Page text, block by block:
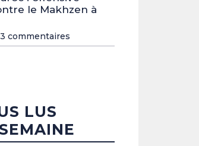
le Makhzen à
commentaires
LUS